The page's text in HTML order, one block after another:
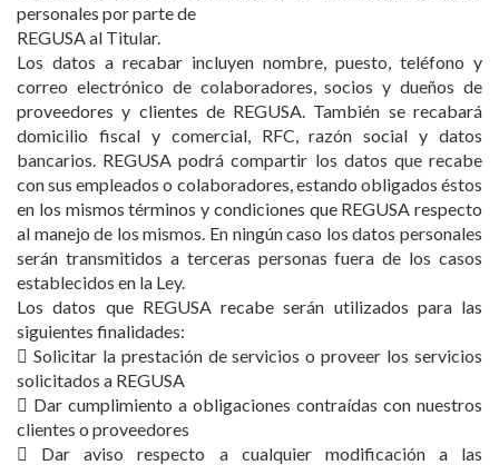
personales por parte de
REGUSA al Titular.
Los datos a recabar incluyen nombre, puesto, teléfono y
correo electrónico de colaboradores, socios y dueños de
proveedores y clientes de REGUSA. También se recabará
domicilio fiscal y comercial, RFC, razón social y datos
bancarios. REGUSA podrá compartir los datos que recabe
con sus empleados o colaboradores, estando obligados éstos
en los mismos términos y condiciones que REGUSA respecto
al manejo de los mismos. En ningún caso los datos personales
serán transmitidos a terceras personas fuera de los casos
establecidos en la Ley.
Los datos que REGUSA recabe serán utilizados para las
siguientes finalidades:
 Solicitar la prestación de servicios o proveer los servicios
solicitados a REGUSA
 Dar cumplimiento a obligaciones contraídas con nuestros
clientes o proveedores
 Dar aviso respecto a cualquier modificación a las